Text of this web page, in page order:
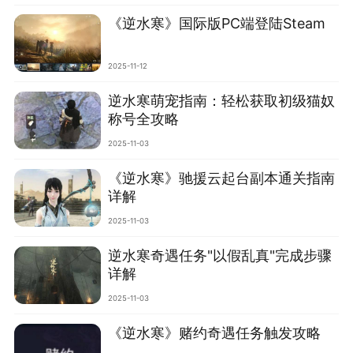
‌《逆水寒》国际版PC端登陆Steam
2025-11-12
逆水寒萌宠指南：轻松获取初级猫奴
称号全攻略
2025-11-03
‌《逆水寒》驰援云起台副本通关指南
详解‌
2025-11-03
‌逆水寒奇遇任务"以假乱真"完成步骤
详解
2025-11-03
‌《逆水寒》赌约奇遇任务触发攻略‌